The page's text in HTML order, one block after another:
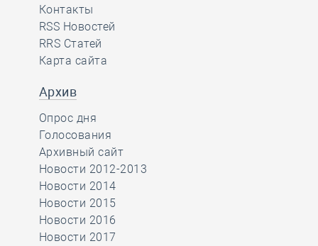
Контакты
RSS Новостей
RRS Статей
Карта сайта
Архив
Опрос дня
Голосования
Архивный сайт
Новости 2012-2013
Новости 2014
Новости 2015
Новости 2016
Новости 2017